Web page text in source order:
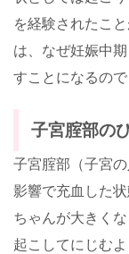
を経験されたこ
は、なぜ妊娠中
すことになるので
子宮腟部の
子宮腟部（子宮
影響で充血した
ちゃんが大きく
起こしてにじむ